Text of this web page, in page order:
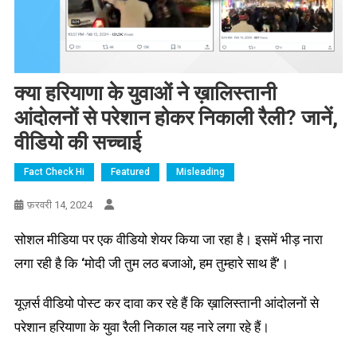
क्या हरियाणा के युवाओं ने ख़ालिस्तानी
आंदोलनों से परेशान होकर निकाली रैली? जानें,
वीडियो की सच्चाई
Fact Check Hi Featured Misleading
फ़रवरी 14, 2024
सोशल मीडिया पर एक वीडियो शेयर किया जा रहा है। इसमें भीड़ नारा
लगा रही है कि ‘मोदी जी तुम लठ बजाओ, हम तुम्हारे साथ हैं’।
यूज़र्स वीडियो पोस्ट कर दावा कर रहे हैं कि ख़ालिस्तानी आंदोलनों से
परेशान हरियाणा के युवा रैली निकाल यह नारे लगा रहे हैं।